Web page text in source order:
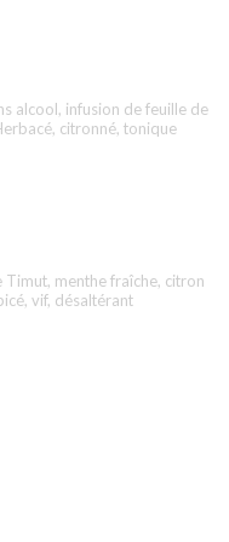
alcool, infusion de feuille de
citronné, tonique
menthe fraîche, citron
vif, désaltérant